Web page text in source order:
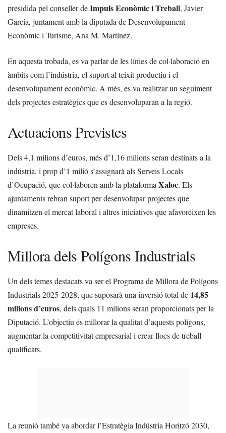
presidida pel conseller deImpuls Econòmic i Treball, Javier
Garcia, juntament amb la diputada de Desenvolupament
Econòmic i Turisme, Ana M. Martínez.
En aquesta trobada, es va parlar de les línies de col·laboració en
àmbits com l’indústria, el suport al teixit productiu i el
desenvolupament econòmic. A més, es va realitzar un seguiment
dels projectes estratègics que es desenvoluparan a la regió.
Actuacions Previstes
Dels 4,1 milions d’euros, més d’1,16 milions seran destinats a la
indústria, i prop d’1 milió s’assignarà als Serveis Locals
d’Ocupació, que col·laboren amb la plataforma Xaloc. Els
ajuntaments rebran suport per desenvolupar projectes que
dinamitzen el mercat laboral i altres iniciatives que afavoreixen les
empreses.
Millora dels Polígons Industrials
Un dels temes destacats va ser el Programa de Millora de Polígons
Industrials 2025-2028, que suposarà una inversió total de 14,85
milions d’euros, dels quals 11 milions seran proporcionats per la
Diputació. L’objectiu és millorar la qualitat d’aquests polígons,
augmentar la competitivitat empresarial i crear llocs de treball
qualificats.
La reunió també va abordar l’Estratègia Indústria Horitzó 2030,